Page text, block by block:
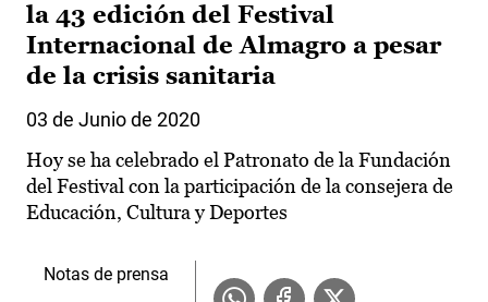
la 43 edición del Festival
Internacional de Almagro a pesar
de la crisis sanitaria
03 de Junio de 2020
Hoy se ha celebrado el Patronato de la Fundación
del Festival con la participación de la consejera de
Educación, Cultura y Deportes
Notas de prensa